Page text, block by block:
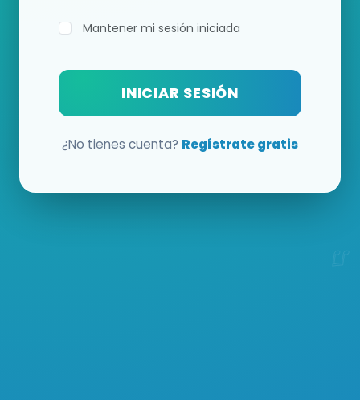
Mantener mi sesión iniciada
INICIAR SESIÓN
¿No tienes cuenta? Regístrate gratis